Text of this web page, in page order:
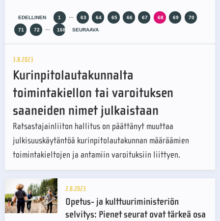
EDELLINEN 1 63 64 65 66 67 68 69 70
71 72 168 SEURAAVA
3.8.2023
Kurinpitolautakunnalta
toimintakiellon tai varoituksen
saaneiden nimet julkaistaan
Ratsastajainliiton hallitus on päättänyt muuttaa
julkisuuskäytäntöä kurinpitolautakunnan määräämien
toimintakieltojen ja antamiin varoituksiin liittyen.
2.8.2023
Opetus- ja kulttuuriministeriön
selvitys: Pienet seurat ovat tärkeä osa